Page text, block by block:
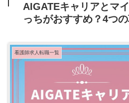
AIGATEキャリアとマ
っちがおすすめ？4つの
看護師求人転職一覧